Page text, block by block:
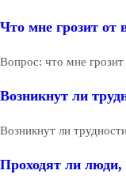
Что мне грозит от
Вопрос: что мне
Возникнут ли
Возникнут ли
Проходят ли люди,